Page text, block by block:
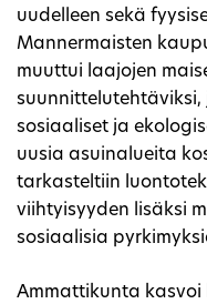
uudelleen sekä
Mannermaisten
muuttui laajojen
suunnittelutehtäviksi,
sosiaaliset ja
uusia asuinalueita
tarkasteltiin
viihtyisyyden lisäksi
sosiaalisia
Ammattikunta